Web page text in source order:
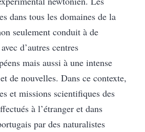
dans tous les domaines de la
seulement conduit à de
d’autres centres
mais aussi à une intense
de nouvelles. Dans ce contexte,
et missions scientifiques des
à l’étranger et dans
par des naturalistes